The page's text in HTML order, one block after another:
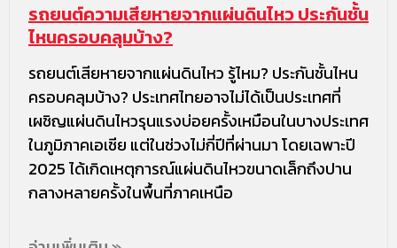
รถยนต์ความเสียหายจากแผ่นดินไหว ประกันชั้น
ไหนครอบคลุมบ้าง?
รถยนต์เสียหายจากแผ่นดินไหว รู้ไหม? ประกันชั้นไหน
ครอบคลุมบ้าง? ประเทศไทยอาจไม่ได้เป็นประเทศที่
เผชิญแผ่นดินไหวรุนแรงบ่อยครั้งเหมือนในบางประเทศ
ในภูมิภาคเอเชีย แต่ในช่วงไม่กี่ปีที่ผ่านมา โดยเฉพาะปี
2025 ได้เกิดเหตุการณ์แผ่นดินไหวขนาดเล็กถึงปาน
กลางหลายครั้งในพื้นที่ภาคเหนือ